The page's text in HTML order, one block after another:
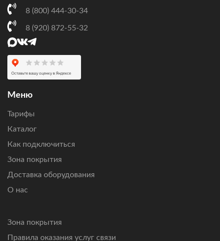
плана, характеристик комплекта и условий установки.
На этой странице вы можете сравнить доступные тарифы
через Ямал-601 и выбрать подходящий вариант
по бюджету и нагрузке.
Оставьте заявку, чтобы проверить возможность
подключения по вашему адресу, получить персональный
расчет стоимости оборудования и ежемесячной
не справляются.
8 (800) 444-30-34
8 (920) 872-55-32
Меню
Тарифы
Каталог
Как подключиться
Зона покрытия
Доставка оборудования
О нас
Зона покрытия
Правила оказания услуг связи